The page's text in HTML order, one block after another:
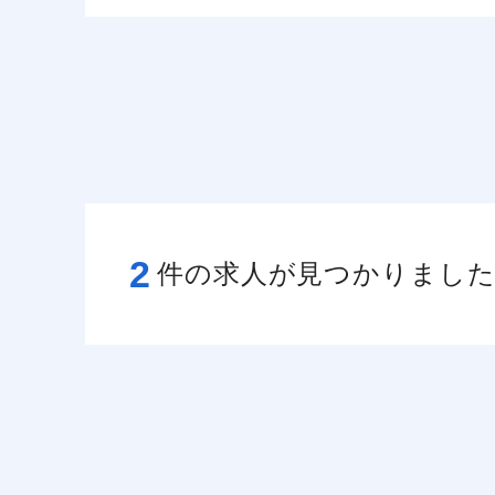
2 件の求人が見つかりました